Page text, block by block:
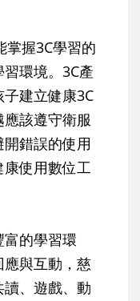
握3C學習的
環境。3C產
建立健康3C
該遵守衛服
錯誤的使用
使用數位工
的學習環
與互動，慈
、遊戲、動